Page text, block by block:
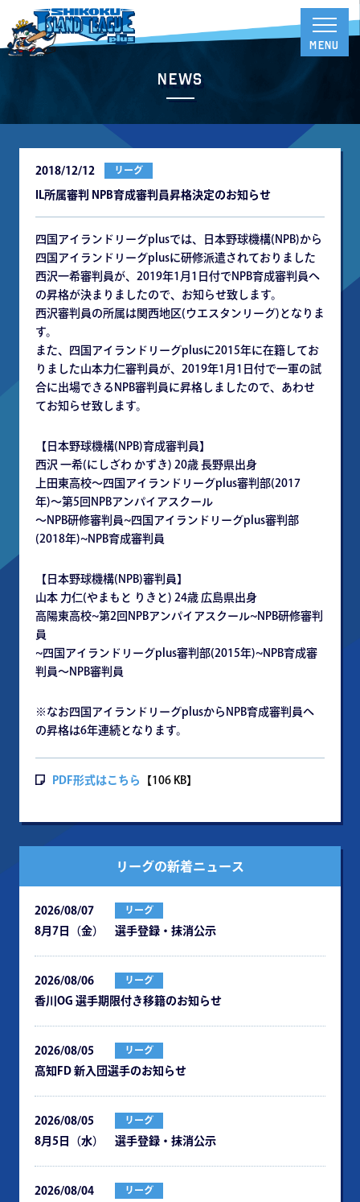
News
2018/12/12 リーグ
IL所属審判 NPB育成審判員昇格決定のお知らせ
四国アイランドリーグplusでは、日本野球機構(NPB)から
四国アイランドリーグplusに研修派遣されておりました
西沢一希審判員が、2019年1月1日付でNPB育成審判員へ
の昇格が決まりましたので、お知らせ致します。
西沢審判員の所属は関西地区(ウエスタンリーグ)となりま
す。
また、四国アイランドリーグplusに2015年に在籍してお
りました山本力仁審判員が、2019年1月1日付で一軍の試
合に出場できるNPB審判員に昇格しましたので、あわせ
てお知らせ致します。
【日本野球機構(NPB)育成審判員】
西沢 一希(にしざわ かずき) 20歳 長野県出身
上田東高校〜四国アイランドリーグplus審判部(2017
年)〜第5回NPBアンパイアスクール
〜NPB研修審判員~四国アイランドリーグplus審判部
(2018年)~NPB育成審判員
【日本野球機構(NPB)審判員】
山本 力仁(やまもと りきと) 24歳 広島県出身
高陽東高校~第2回NPBアンパイアスクール~NPB研修審判
員
~四国アイランドリーグplus審判部(2015年)~NPB育成審
判員〜NPB審判員
※なお四国アイランドリーグplusからNPB育成審判員へ
の昇格は6年連続となります。
PDF形式はこちら 【106 KB】
リーグの新着ニュース
2026/08/07 リーグ
8月7日（金） 選手登録・抹消公示
2026/08/06 リーグ
⾹川OG 選⼿期限付き移籍のお知らせ
2026/08/05 リーグ
⾼知FD 新⼊団選⼿のお知らせ
2026/08/05 リーグ
8月5日（水） 選手登録・抹消公示
2026/08/04 リーグ